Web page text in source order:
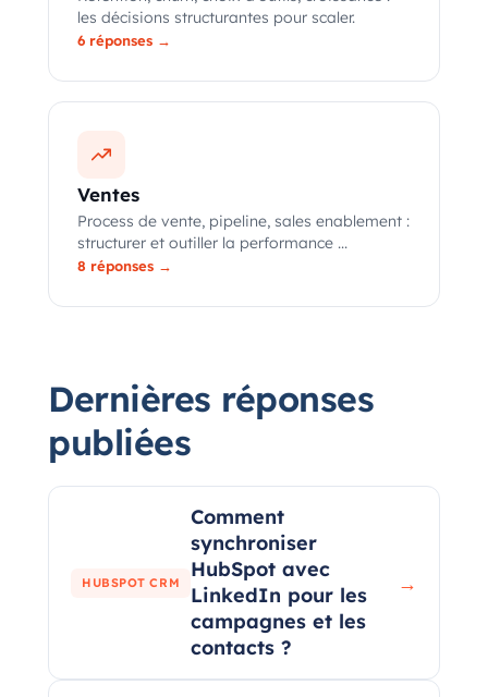
les décisions structurantes pour scaler.
6 réponses →
Ventes
Process de vente, pipeline, sales enablement :
structurer et outiller la performance ...
8 réponses →
Dernières réponses
publiées
HUBSPOT CRM
Comment
synchroniser
HubSpot avec
LinkedIn pour les
campagnes et les
contacts ?
→